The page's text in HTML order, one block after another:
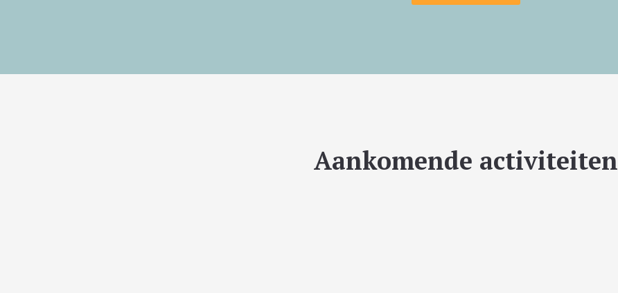
Aankomende activiteiten